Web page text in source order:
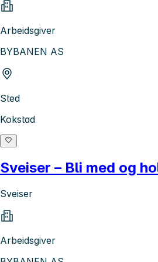
Arbeidsgiver
BYBANEN AS
Sted
Kokstad
Sveiser – Bli med og
Sveiser
Arbeidsgiver